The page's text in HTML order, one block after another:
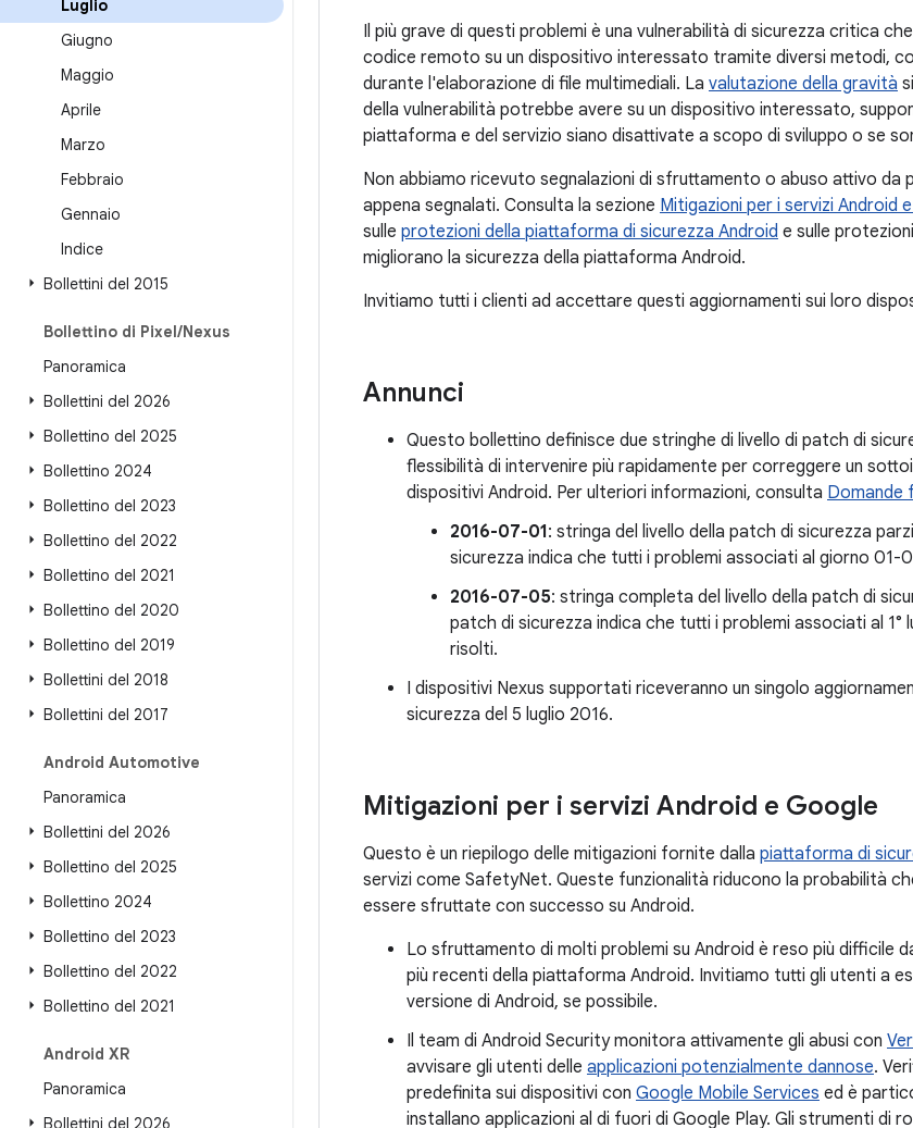
Luglio
Giugno
Maggio
Aprile
Marzo
Febbraio
Gennaio
Indice
Bollettini del 2015
Bollettino di Pixel/Nexus
Panoramica
Bollettini del 2026
Bollettino del 2025
Bollettino 2024
Bollettino del 2023
Bollettino del 2022
Bollettino del 2021
Bollettino del 2020
Bollettino del 2019
Bollettini del 2018
Bollettini del 2017
Android Automotive
Panoramica
Bollettini del 2026
Bollettino del 2025
Bollettino 2024
Bollettino del 2023
Bollettino del 2022
Bollettino del 2021
Android XR
Panoramica
Bollettini del 2026
Il più grave di questi problemi è una vulnerabilità di sicurezza critica
codice remoto su un dispositivo interessato tramite diversi metodi,
durante l'elaborazione di file multimediali. La valutazione della gravità
della vulnerabilità potrebbe avere su un dispositivo interessato,
piattaforma e del servizio siano disattivate a scopo di sviluppo o se
Non abbiamo ricevuto segnalazioni di sfruttamento o abuso attivo da
appena segnalati. Consulta la sezione Mitigazioni per i servizi Android
sulle protezioni della piattaforma di sicurezza Android e sulle
migliorano la sicurezza della piattaforma Android.
Invitiamo tutti i clienti ad accettare questi aggiornamenti sui loro
Annunci
Questo bollettino definisce due stringhe di livello di patch di
flessibilità di intervenire più rapidamente per correggere un
dispositivi Android. Per ulteriori informazioni, consulta Domande
2016-07-01: stringa del livello della patch di sicurezza
sicurezza indica che tutti i problemi associati al giorno
2016-07-05: stringa completa del livello della patch di
patch di sicurezza indica che tutti i problemi associati al 1°
risolti.
I dispositivi Nexus supportati riceveranno un singolo
sicurezza del 5 luglio 2016.
Mitigazioni per i servizi Android e Google
Questo è un riepilogo delle mitigazioni fornite dalla piattaforma di
servizi come SafetyNet. Queste funzionalità riducono la probabilità
essere sfruttate con successo su Android.
Lo sfruttamento di molti problemi su Android è reso più difficile
più recenti della piattaforma Android. Invitiamo tutti gli utenti a
versione di Android, se possibile.
Il team di Android Security monitora attivamente gli abusi con
avvisare gli utenti delle applicazioni potenzialmente dannose.
predefinita sui dispositivi con Google Mobile Services ed è
installano applicazioni al di fuori di Google Play. Gli strumenti di